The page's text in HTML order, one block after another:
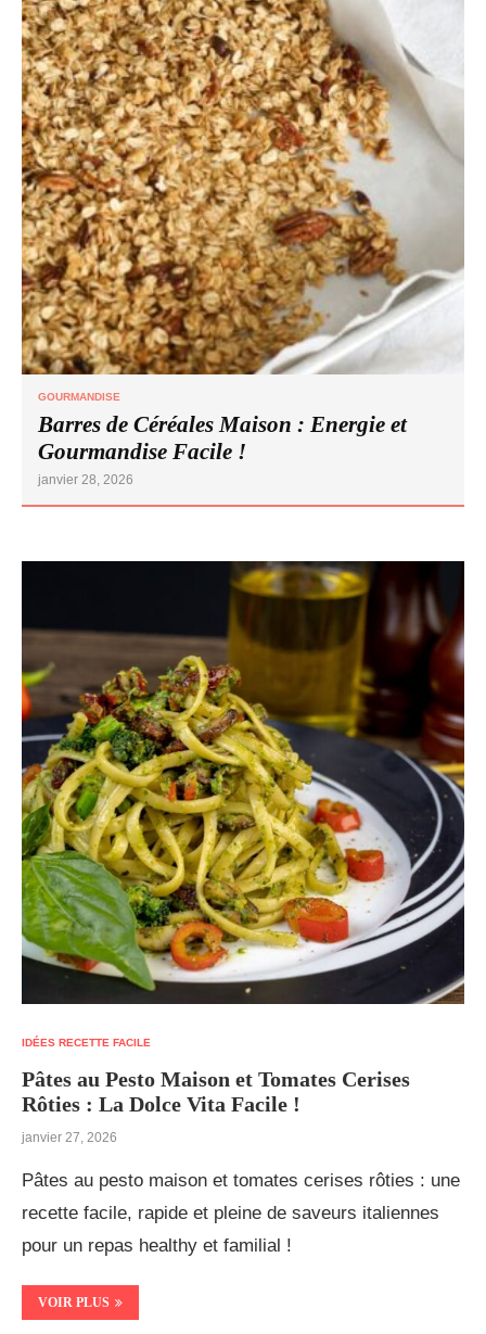
GOURMANDISE
Barres de Céréales Maison : Energie et
Gourmandise Facile !
janvier 28, 2026
IDÉES RECETTE FACILE
Pâtes au Pesto Maison et Tomates Cerises
Rôties : La Dolce Vita Facile !
janvier 27, 2026
Pâtes au pesto maison et tomates cerises rôties : une
recette facile, rapide et pleine de saveurs italiennes
pour un repas healthy et familial !
VOIR PLUS